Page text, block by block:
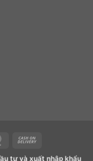
MasterCard
tư và xuất nhập khẩu